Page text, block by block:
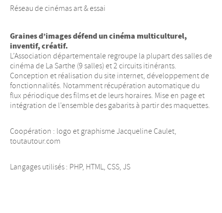
Réseau de cinémas art & essai
Graines d’images défend un cinéma multiculturel,
inventif, créatif.
L’Association départementale regroupe la plupart des salles de
cinéma de La Sarthe (9 salles) et 2 circuits itinérants.
Conception et réalisation du site internet, développement de
fonctionnalités. Notamment récupération automatique du
flux périodique des films et de leurs horaires. Mise en page et
intégration de l’ensemble des gabarits à partir des maquettes.
Coopération : logo et graphisme Jacqueline Caulet,
toutautour.com
Langages utilisés : PHP, HTML, CSS, JS